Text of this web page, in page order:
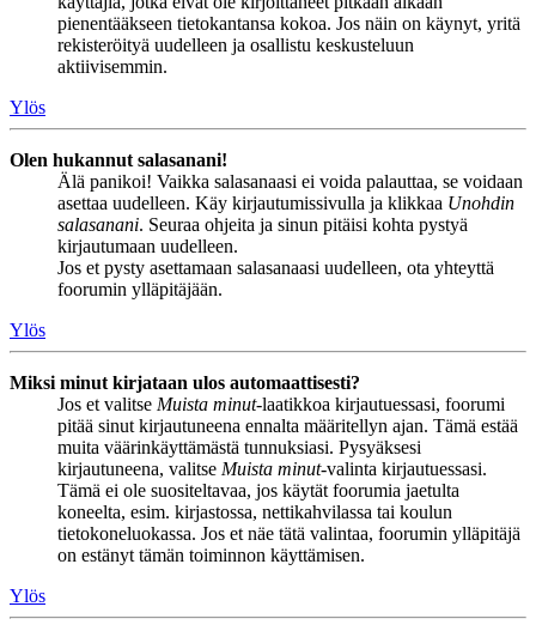
pienentääkseen tietokantansa kokoa. Jos näin on käynyt, yritä
rekisteröityä uudelleen ja osallistu keskusteluun
aktiivisemmin.
Ylös
Olen hukannut salasanani!
Älä panikoi! Vaikka salasanaasi ei voida palauttaa, se voidaan
asettaa uudelleen. Käy kirjautumissivulla ja klikkaa Unohdin
salasanani. Seuraa ohjeita ja sinun pitäisi kohta pystyä
kirjautumaan uudelleen.
Jos et pysty asettamaan salasanaasi uudelleen, ota yhteyttä
foorumin ylläpitäjään.
Ylös
Miksi minut kirjataan ulos automaattisesti?
Jos et valitse Muista minut-laatikkoa kirjautuessasi, foorumi
pitää sinut kirjautuneena ennalta määritellyn ajan. Tämä estää
muita väärinkäyttämästä tunnuksiasi. Pysyäksesi
kirjautuneena, valitse Muista minut-valinta kirjautuessasi.
Tämä ei ole suositeltavaa, jos käytät foorumia jaetulta
koneelta, esim. kirjastossa, nettikahvilassa tai koulun
tietokoneluokassa. Jos et näe tätä valintaa, foorumin ylläpitäjä
on estänyt tämän toiminnon käyttämisen.
Ylös